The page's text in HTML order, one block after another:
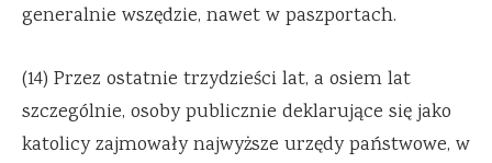
generalnie wszędzie, nawet w paszportach.
(14) Przez ostatnie trzydzieści lat, a osiem lat
szczególnie, osoby publicznie deklarujące się jako
katolicy zajmowały najwyższe urzędy państwowe, w